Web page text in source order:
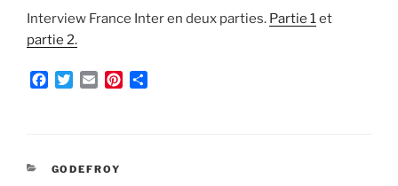
Interview France Inter en deux parties. Partie 1et
partie 2.
o
e
CATÉGORIES
GODEFROY